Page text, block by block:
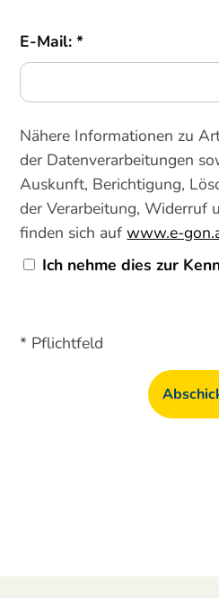
E-Mail:
Nähere Informationen zu
der Datenverarbeitungen
Auskunft, Berichtigung,
der Verarbeitung, Widerruf
finden sich aufwww.e-
Ich nehme dies zur
* Pflichtfeld